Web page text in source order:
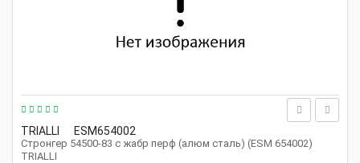
TRIALLI ESM654002
Стронгер 54500-83 с жабр перф (алюм сталь) (ESM 654002)
TRIALLI